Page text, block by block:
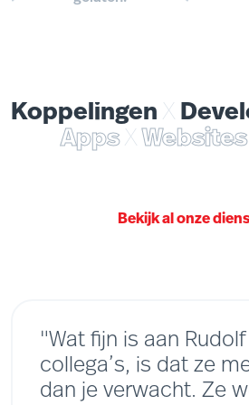
Koppelingen X
Apps X
Bekijk al onze
"Wat fijn is aan
collega’s, is dat ze
dan je verwacht. Ze